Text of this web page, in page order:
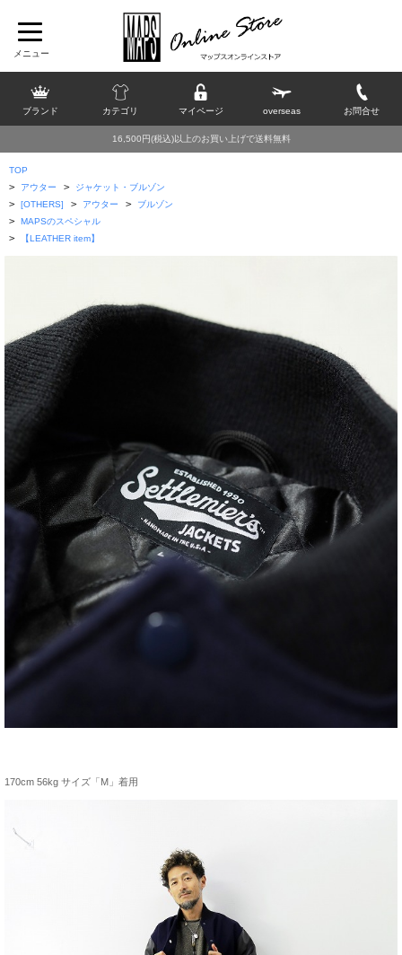
ブランド カテゴリ マイページ overseas お問合せ
16,500円(税込)以上のお買い上げで送料無料
TOP
> アウター > ジャケット・ブルゾン
> [OTHERS] > アウター > ブルゾン
> MAPSのスペシャル
> 【LEATHER item】
170cm 56kg サイズ「M」着用